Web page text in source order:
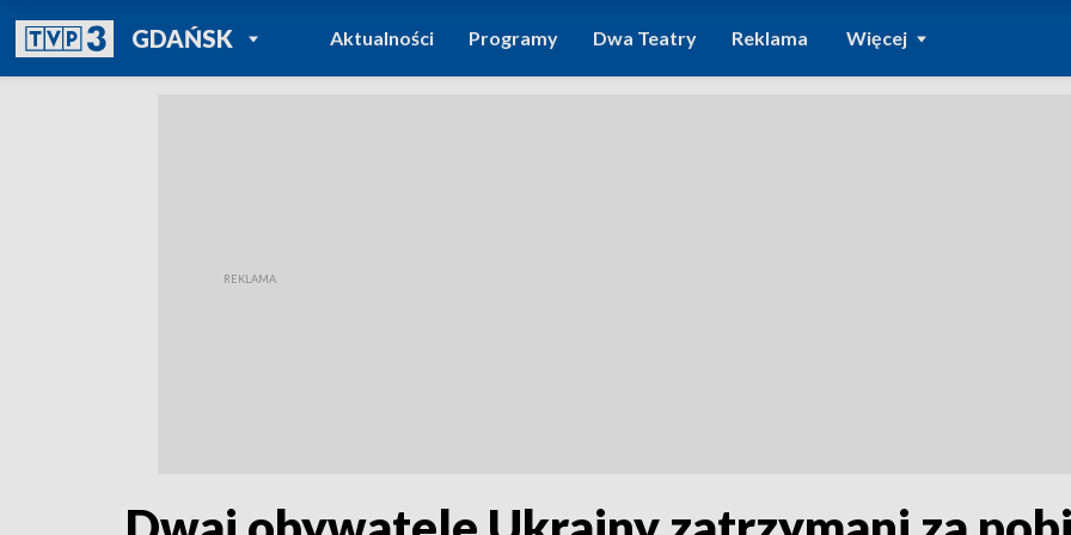
GDAŃSKPOWRÓT DO
TVP REGIONY
Aktualności Programy Dwa Teatry Reklama Więcej